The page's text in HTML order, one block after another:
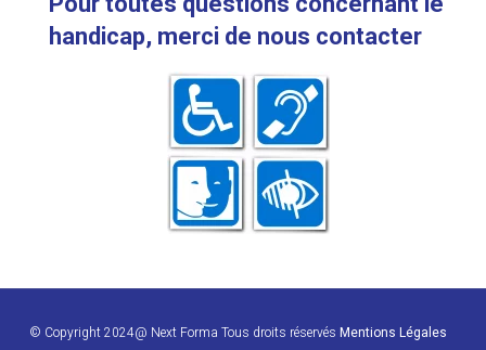
handicap, merci de nous contacter
© Copyright 2024@ Next Forma Tous droits réservés Mentions Légales